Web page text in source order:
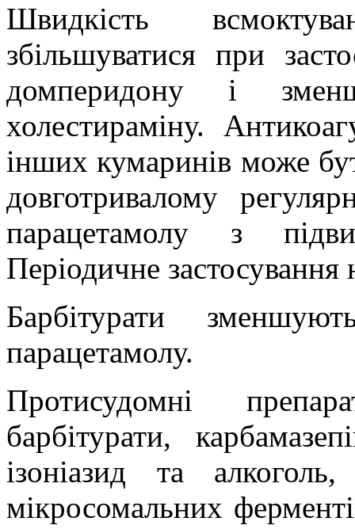
Швидкість
збільшуватися при
домперидону і
холестираміну.
інших кумаринів може
довготривалому
парацетамолу з
Періодичне застосування
Барбітурати
парацетамолу.
Протисудомні
барбітурати,
ізоніазид та
мікросомальних